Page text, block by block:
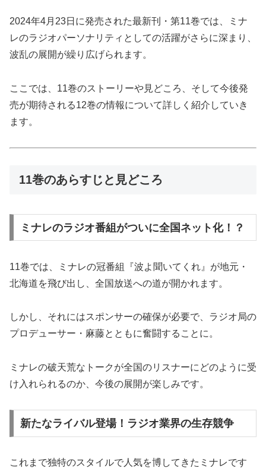
2024年4月23日に発売された最新刊・第11巻では、ミナ
レのラジオパーソナリティとしての活躍がさらに深まり、
波乱の展開が繰り広げられます。
ここでは、11巻のストーリーや見どころ、そして今後発
売が期待される12巻の情報について詳しく紹介していき
ます。
11巻のあらすじと見どころ
ミナレのラジオ番組がついに全国ネット化！？
11巻では、ミナレの冠番組『波よ聞いてくれ』が地元・
北海道を飛び出し、全国放送への道が開かれます。
しかし、それにはスポンサーの確保が必要で、ラジオ局の
プロデューサー・麻藤とともに奮闘することに。
ミナレの破天荒なトークが全国のリスナーにどのように受
け入れられるのか、今後の展開が楽しみです。
新たなライバル登場！ラジオ業界の生存競争
これまで独特のスタイルで人気を博してきたミナレです